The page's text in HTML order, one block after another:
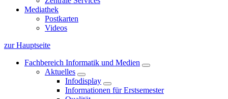
Mediathek
Postkarten
Videos
zur Hauptseite
Fachbereich Informatik und Medien
Aktuelles
Infodisplay
Informationen für Erstsemester